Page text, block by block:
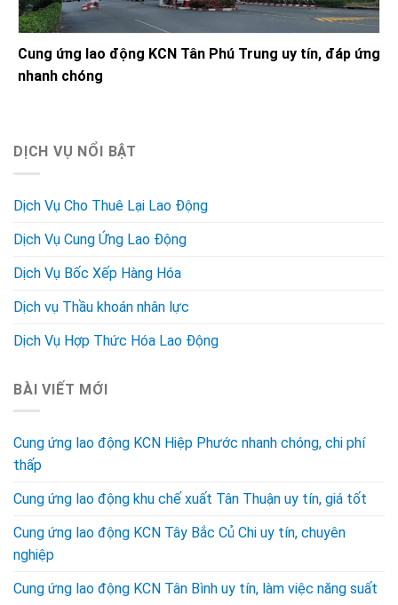
Cung ứng lao động KCN Tân Phú Trung uy tín, đáp ứng
nhanh chóng
DỊCH VỤ NỔI BẬT
Dịch Vụ Cho Thuê Lại Lao Động
Dịch Vụ Cung Ứng Lao Động
Dịch Vụ Bốc Xếp Hàng Hóa
Dịch vụ Thầu khoán nhân lực
Dịch Vụ Hợp Thức Hóa Lao Động
BÀI VIẾT MỚI
Cung ứng lao động KCN Hiệp Phước nhanh chóng, chi phí
thấp
Cung ứng lao động khu chế xuất Tân Thuận uy tín, giá tốt
Cung ứng lao động KCN Tây Bắc Củ Chi uy tín, chuyên
nghiệp
Cung ứng lao động KCN Tân Bình uy tín, làm việc năng suất